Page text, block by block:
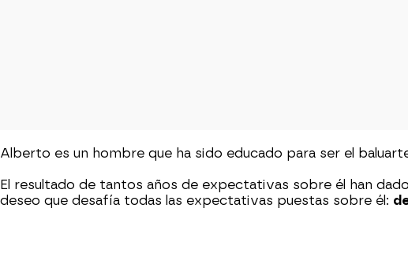
Alberto es un hombre que ha sido educado para ser el
El resultado de tantos años de expectativas sobre él han
deseo que desafía todas las expectativas puestas sobre él: